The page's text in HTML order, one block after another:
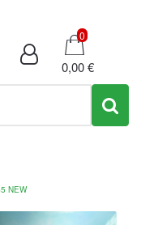
Καλάθι
0
0,00 €
NEW